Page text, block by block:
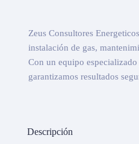
Zeus Consultores
instalación de gas,
Con un equipo
garantizamos resultados
Descripción